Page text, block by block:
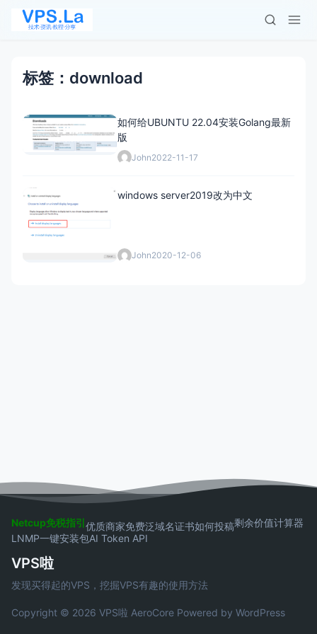
标签：download
如何给UBUNTU 22.04安装Golang最新
版
John2022-11-17
windows server2019改为中文
John2020-12-06
Netcup免税指引优质商家免费泛域名证书如何投稿剩余价值计算器
LNMP一键安装包AI Token API
VPS啦
发现买得起的VPS，挖掘VPS有趣的使用方法
Copyright © 2026 VPS啦 AeroCore Powered by WordPress